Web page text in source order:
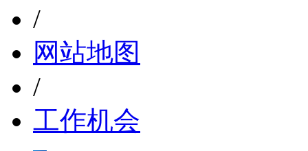
/
网站地图
/
工作机会